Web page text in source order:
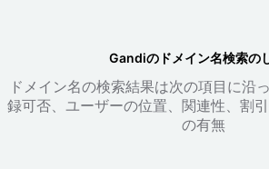
Gandiのドメイン名検索の
ドメイン名の検索結果は次の項目に沿
録可否、ユーザーの位置、関連性、割
の有無